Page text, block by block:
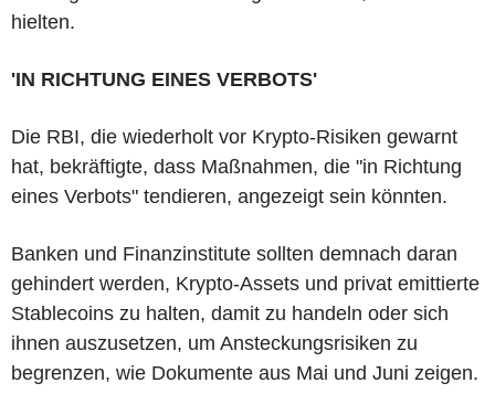
hielten.
'IN RICHTUNG EINES VERBOTS'
Die RBI, die wiederholt vor Krypto-Risiken gewarnt
hat, bekräftigte, dass Maßnahmen, die "in Richtung
eines Verbots" tendieren, angezeigt sein könnten.
Banken und Finanzinstitute sollten demnach daran
gehindert werden, Krypto-Assets und privat emittierte
Stablecoins zu halten, damit zu handeln oder sich
ihnen auszusetzen, um Ansteckungsrisiken zu
begrenzen, wie Dokumente aus Mai und Juni zeigen.